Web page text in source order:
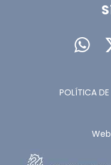
POLÍTICA